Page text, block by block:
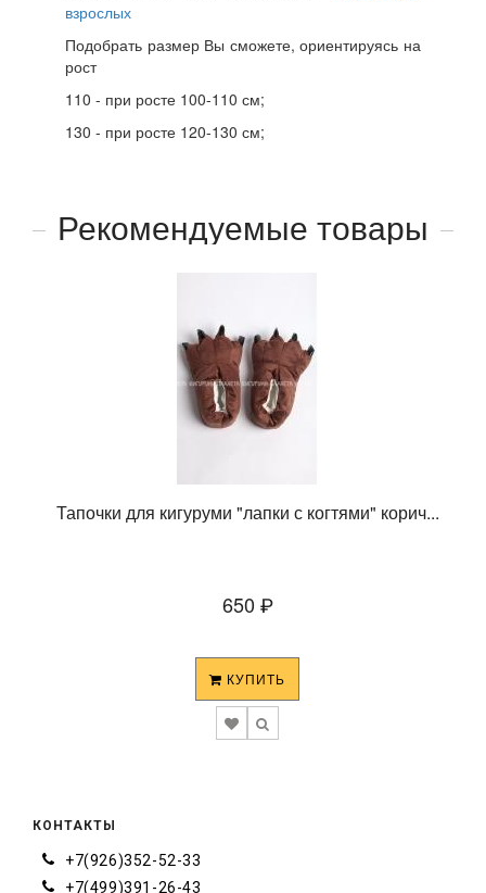
взрослых
Подобрать размер Вы сможете, ориентируясь на
рост
110 - при росте 100-110 см;
130 - при росте 120-130 см;
Рекомендуемые товары
Тапочки для кигуруми "лапки с когтями" корич...
650 ₽
КУПИТЬ
КОНТАКТЫ
+7(926)352-52-33
+7(499)391-26-43